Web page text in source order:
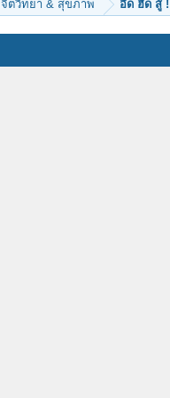
จิตวิทยา & สุขภาพ อึด ฮึด สู้